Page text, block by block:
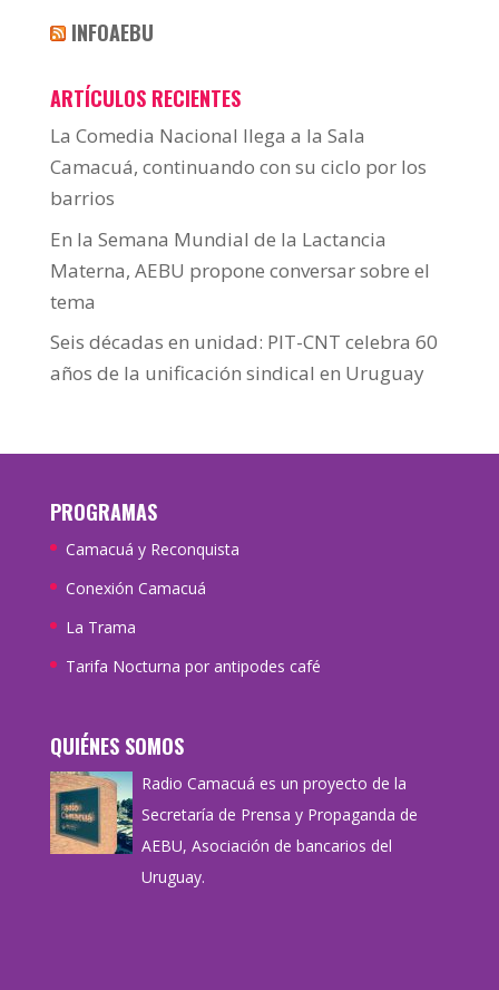
INFOAEBU
ARTÍCULOS RECIENTES
La Comedia Nacional llega a la Sala
Camacuá, continuando con su ciclo por los
barrios
En la Semana Mundial de la Lactancia
Materna, AEBU propone conversar sobre el
tema
Seis décadas en unidad: PIT-CNT celebra 60
años de la unificación sindical en Uruguay
PROGRAMAS
Camacuá y Reconquista
Conexión Camacuá
La Trama
Tarifa Nocturna por antipodes café
QUIÉNES SOMOS
Radio Camacuá es un proyecto de la
Secretaría de Prensa y Propaganda de
AEBU, Asociación de bancarios del
Uruguay.